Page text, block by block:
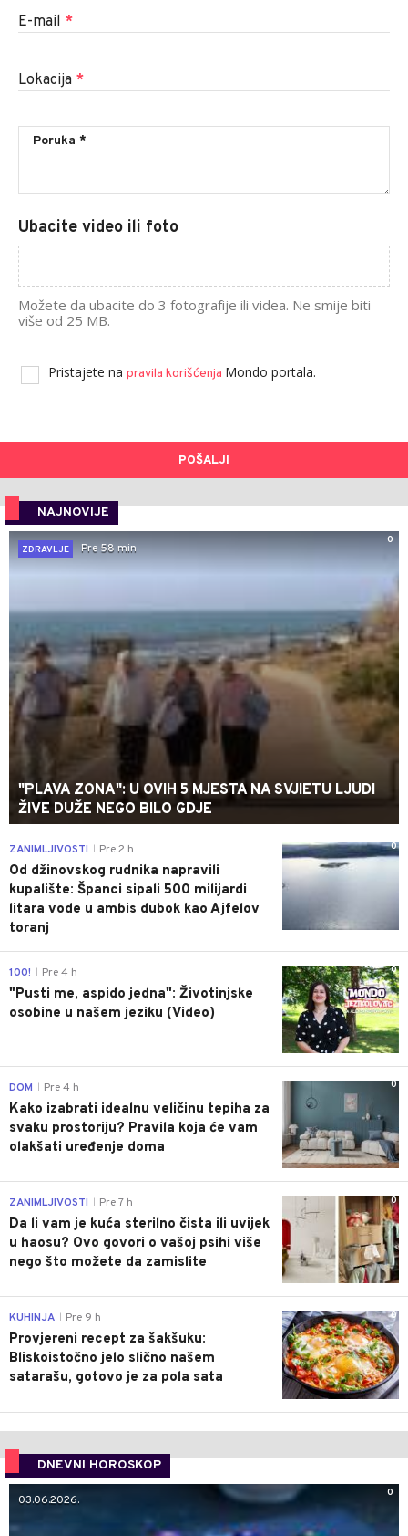
E-mail *
Lokacija *
Ubacite video ili foto
Možete da ubacite do 3 fotografije ili videa. Ne smije biti
više od 25 MB.
Pristajete na pravila korišćenja Mondo portala.
POŠALJI
NAJNOVIJE
0
ZDRAVLJE
Pre 58 min
"PLAVA ZONA": U OVIH 5 MJESTA NA SVJIETU LJUDI
ŽIVE DUŽE NEGO BILO GDJE
0
ZANIMLJIVOSTI Pre 2 h
Od džinovskog rudnika napravili
kupalište: Španci sipali 500 milijardi
litara vode u ambis dubok kao Ajfelov
toranj
0
100! Pre 4 h
"Pusti me, aspido jedna": Životinjske
osobine u našem jeziku (Video)
0
DOM Pre 4 h
Kako izabrati idealnu veličinu tepiha za
svaku prostoriju? Pravila koja će vam
olakšati uređenje doma
0
ZANIMLJIVOSTI Pre 7 h
Da li vam je kuća sterilno čista ili uvijek
u haosu? Ovo govori o vašoj psihi više
nego što možete da zamislite
0
KUHINJA Pre 9 h
Provjereni recept za šakšuku:
Bliskoistočno jelo slično našem
satarašu, gotovo je za pola sata
DNEVNI HOROSKOP
0
03.06.2026.